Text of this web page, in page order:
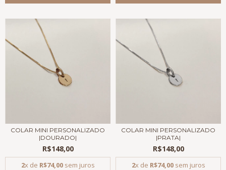
COLAR MINI PERSONALIZADO
|DOURADO|
R$148,00
2x de R$74,00sem juros
COLAR MINI PERSONALIZADO
|PRATA|
R$148,00
2x de R$74,00sem juros